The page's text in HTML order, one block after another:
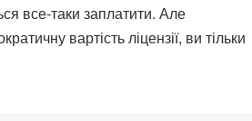
все-таки заплатити. Але
вартість ліцензії, ви тільки